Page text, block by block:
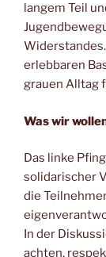
langem Teil
erlebbaren
grauen Alltag
Was wir
Das linke
solidarischer
die
In der
achten,